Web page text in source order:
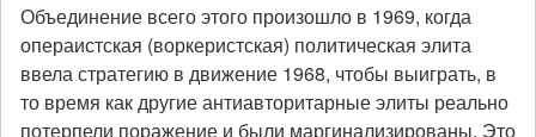
Объединение всего этого произошло в 1969, когда
операистская (воркеристская) политическая элита
ввела стратегию в движение 1968, чтобы выиграть, в
то время как другие антиавторитарные элиты реально
потерпели поражение и были маргинализированы. Это